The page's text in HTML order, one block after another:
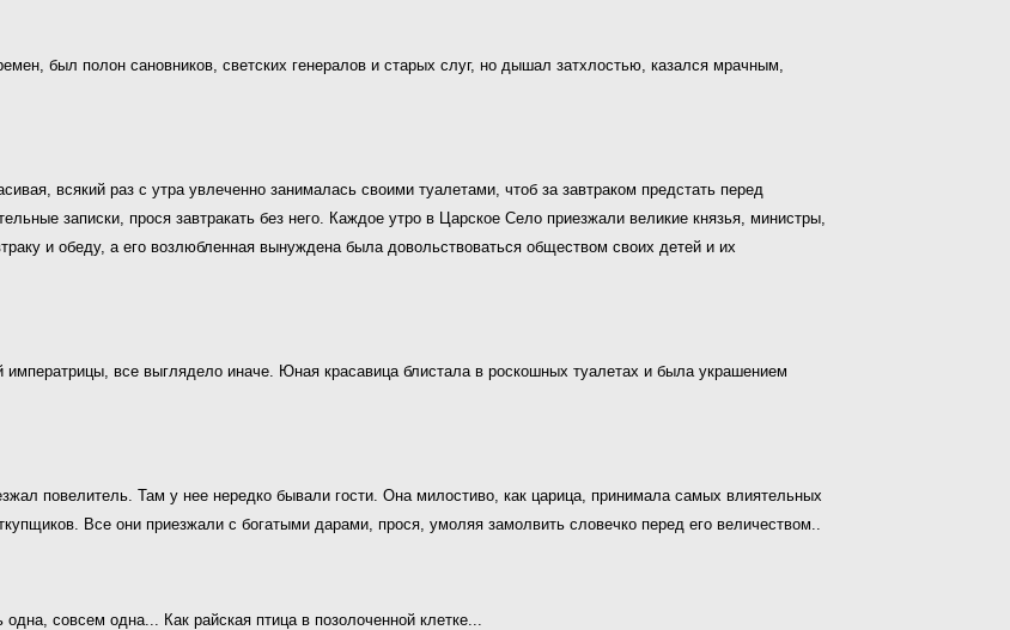
был полон сановников, светских генералов и старых слуг, но дышал затхлостью, казался мрачным,
всякий раз с утра увлеченно занималась своими туалетами, чтоб за завтраком предстать перед
записки, прося завтракать без него. Каждое утро в Царское Село приезжали великие князья, министры,
и обеду, а его возлюбленная вынуждена была довольствоваться обществом своих детей и их
все выглядело иначе. Юная красавица блистала в роскошных туалетах и была украшением
повелитель. Там у нее нередко бывали гости. Она милостиво, как царица, принимала самых влиятельных
Все они приезжали с богатыми дарами, прося, умоляя замолвить словечко перед его величеством..
совсем одна... Как райская птица в позолоченной клетке...